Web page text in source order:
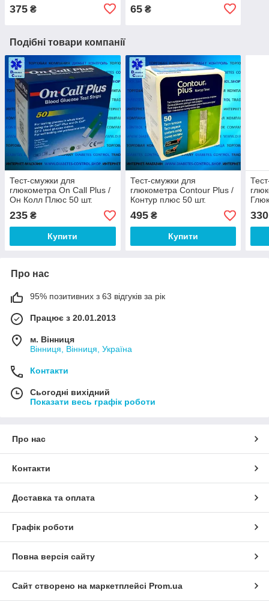
375 ₴ 65₴
Подібні товари компанії
Тест-смужки для
глюкометра On Call Plus /
Он Колл Плюс 50 шт.
235 ₴
Купити
Тест-смужки для
глюкометра Contour Plus /
Контур плюс 50 шт.
495₴
Купити
50
330
Про нас
95% позитивних з 63 відгуків за рік
Працює з 20.01.2013
м. Вінниця
Вінниця, Вінниця, Україна
Контакти
Сьогодні вихідний
Показати весь графік роботи
Про нас
Контакти
Доставка та оплата
Графік роботи
Повна версія сайту
Сайт створено на маркетплейсі Prom.ua